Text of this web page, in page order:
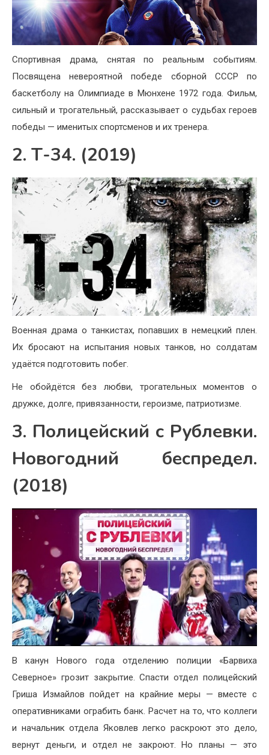
Спортивная драма, снятая по реальным событиям.
Посвящена невероятной победе сборной СССР по
баскетболу на Олимпиаде в Мюнхене 1972 года. Фильм,
сильный и трогательный, рассказывает о судьбах героев
победы — именитых спортсменов и их тренера.
2. Т-34. (2019)
Военная драма о танкистах, попавших в немецкий плен.
Их бросают на испытания новых танков, но солдатам
удаётся подготовить побег.
Не обойдётся без любви, трогательных моментов о
дружке, долге, привязанности, героизме, патриотизме.
3. Полицейский с Рублевки.
Новогодний беспредел.
(2018)
В канун Нового года отделению полиции «Барвиха
Северное» грозит закрытие. Спасти отдел полицейский
Гриша Измайлов пойдет на крайние меры — вместе с
оперативниками ограбить банк. Расчет на то, что коллеги
и начальник отдела Яковлев легко раскроют это дело,
вернут деньги, и отдел не закроют. Но планы — это